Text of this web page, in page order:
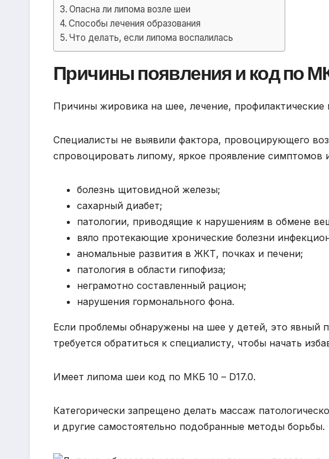
Опасна ли липома возле шеи
Способы лечения образования
Что делать, если липома воспалилась
Причины появления и код по
Причины жировика на шее, лечение, профилактические
Специалисты не выявили фактора, провоцирующего
спровоцировать липому, яркое проявление симптомов
болезнь щитовидной железы;
сахарный диабет;
патологии, приводящие к нарушениям в обмене
вяло протекающие хронические болезни
аномальные развития в ЖКТ, почках и печени;
патология в области гипофиза;
неграмотно составленный рацион;
нарушения гормонального фона.
Если проблемы обнаружены на шее у детей, это явный
требуется обратиться к специалисту, чтобы начать
Имеет липома шеи код по МКБ 10 – D17.0.
Категорически запрещено делать массаж
и другие самостоятельно подобранные методы борьбы.